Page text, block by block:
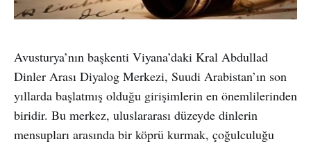
Avusturya’nın başkenti Viyana’daki Kral Abdullad
Dinler Arası Diyalog Merkezi, Suudi Arabistan’ın son
yıllarda başlatmış olduğu girişimlerin en önemlilerinden
biridir. Bu merkez, uluslararası düzeyde dinlerin
mensupları arasında bir köprü kurmak, çoğulculuğu